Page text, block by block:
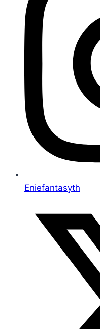
Eniefantasyth